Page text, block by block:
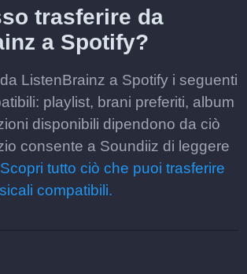
trasferire da
a Spotify?
ListenBrainz a Spotify i seguenti
playlist, brani preferiti, album
disponibili dipendono da ciò
consente a Soundiiz di leggere
Scopri tutto ciò che puoi trasferire
compatibili.